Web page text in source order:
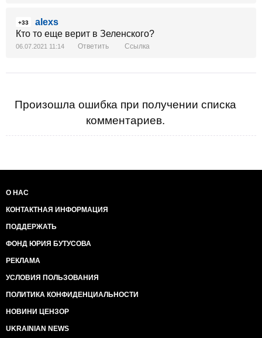
+33
alexs
Кто то еще верит в Зеленского?
06.07.2021 11:14 Ответить Ссылка
Произошла ошибка при получении списка
комментариев.
О НАС
КОНТАКТНАЯ ИНФОРМАЦИЯ
ПОДДЕРЖАТЬ
ФОНД ЮРИЯ БУТУСОВА
РЕКЛАМА
УСЛОВИЯ ПОЛЬЗОВАНИЯ
ПОЛИТИКА КОНФИДЕНЦИАЛЬНОСТИ
НОВИНИ ЦЕНЗОР
UKRAINIAN NEWS